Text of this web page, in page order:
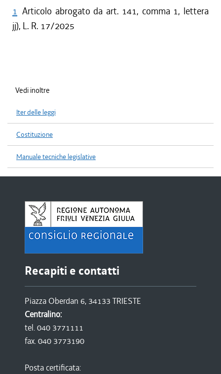
1 Articolo abrogato da art. 141, comma 1, lettera
jj), L. R. 17/2025
Vedi inoltre
Iter delle leggi
Costituzione
Manuale tecniche legislative
Recapiti e contatti
Piazza Oberdan 6, 34133 TRIESTE
Centralino:
tel. 040 3771111
fax. 040 3773190
Posta certificata: